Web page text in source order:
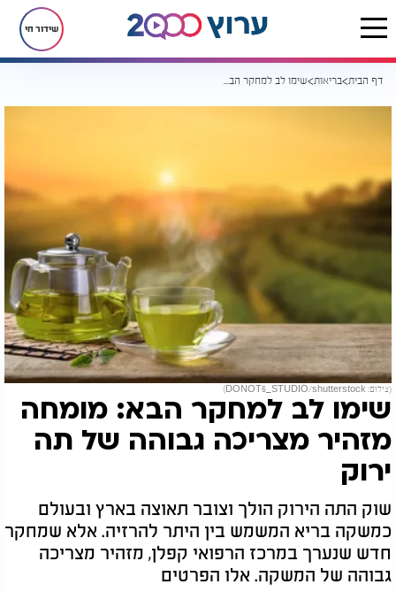
שידור חי
דף הבית בריאות שימו לב למחקר הבא: מומחה מזהיר מצריכה גבוהה של תה ירוק
(צילום: DONOT6_STUDIO/shutterstock)
שימו לב למחקר הבא: מומחה
מזהיר מצריכה גבוהה של תה
ירוק
שוק התה הירוק הולך וצובר תאוצה בארץ ובעולם
כמשקה בריא המשמש בין היתר להרזיה. אלא שמחקר
חדש שנערך במרכז הרפואי קפלן, מזהיר מצריכה
גבוהה של המשקה. אלו הפרטים